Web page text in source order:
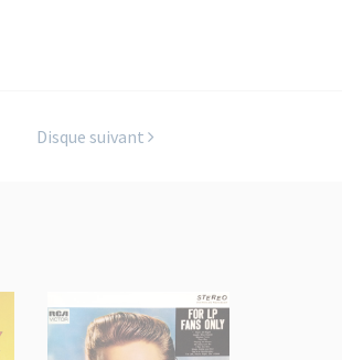
Disque suivant